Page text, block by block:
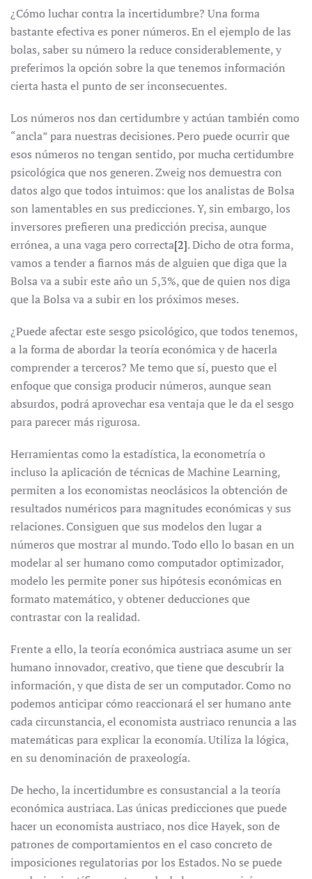
¿Cómo luchar contra la incertidumbre? Una forma
bastante efectiva es poner números. En el ejemplo de las
bolas, saber su número la reduce considerablemente, y
preferimos la opción sobre la que tenemos información
cierta hasta el punto de ser inconsecuentes.
Los números nos dan certidumbre y actúan también como
“ancla” para nuestras decisiones. Pero puede ocurrir que
esos números no tengan sentido, por mucha certidumbre
psicológica que nos generen. Zweig nos demuestra con
datos algo que todos intuimos: que los analistas de Bolsa
son lamentables en sus predicciones. Y, sin embargo, los
inversores prefieren una predicción precisa, aunque
errónea, a una vaga pero correcta[2]. Dicho de otra forma,
vamos a tender a fiarnos más de alguien que diga que la
Bolsa va a subir este año un 5,3%, que de quien nos diga
que la Bolsa va a subir en los próximos meses.
¿Puede afectar este sesgo psicológico, que todos tenemos,
a la forma de abordar la teoría económica y de hacerla
comprender a terceros? Me temo que sí, puesto que el
enfoque que consiga producir números, aunque sean
absurdos, podrá aprovechar esa ventaja que le da el sesgo
para parecer más rigurosa.
Herramientas como la estadística, la econometría o
incluso la aplicación de técnicas de Machine Learning,
permiten a los economistas neoclásicos la obtención de
resultados numéricos para magnitudes económicas y sus
relaciones. Consiguen que sus modelos den lugar a
números que mostrar al mundo. Todo ello lo basan en un
modelar al ser humano como computador optimizador,
modelo les permite poner sus hipótesis económicas en
formato matemático, y obtener deducciones que
contrastar con la realidad.
Frente a ello, la teoría económica austriaca asume un ser
humano innovador, creativo, que tiene que descubrir la
información, y que dista de ser un computador. Como no
podemos anticipar cómo reaccionará el ser humano ante
cada circunstancia, el economista austriaco renuncia a las
matemáticas para explicar la economía. Utiliza la lógica,
en su denominación de praxeología.
De hecho, la incertidumbre es consustancial a la teoría
económica austriaca. Las únicas predicciones que puede
hacer un economista austriaco, nos dice Hayek, son de
patrones de comportamientos en el caso concreto de
imposiciones regulatorias por los Estados. No se puede